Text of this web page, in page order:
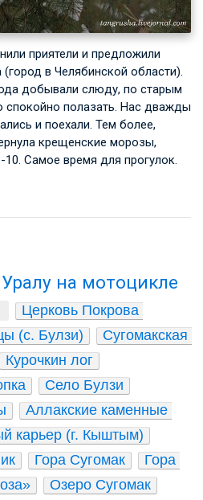
приятели и предложили
в Челябинской области).
добывали слюду, по старым
полазать. Нас дважды
и поехали. Тем более,
крещенские морозы,
Самое время для прогулок.
на мотоцикле
Церковь Покрова
(с. Булзи)
Сугомакская
Курочкин лог
Село Булзи
Аллакские каменные
карьер (г. Кыштым)
Гора Сугомак
Гора
Озеро Сугомак